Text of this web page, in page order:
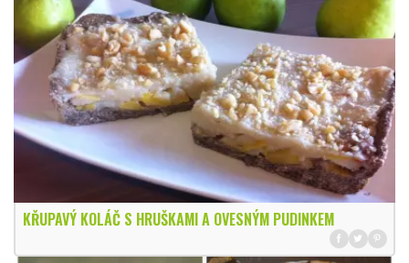
KŘUPAVÝ KOLÁČ S HRUŠKAMI A OVESNÝM PUDINKEM